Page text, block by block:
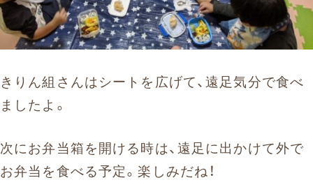
きりん組さんはシートを広げて、遠足気分で食べ
ましたよ。
次にお弁当箱を開ける時は、遠足に出かけて外で
お弁当を食べる予定。楽しみだね！